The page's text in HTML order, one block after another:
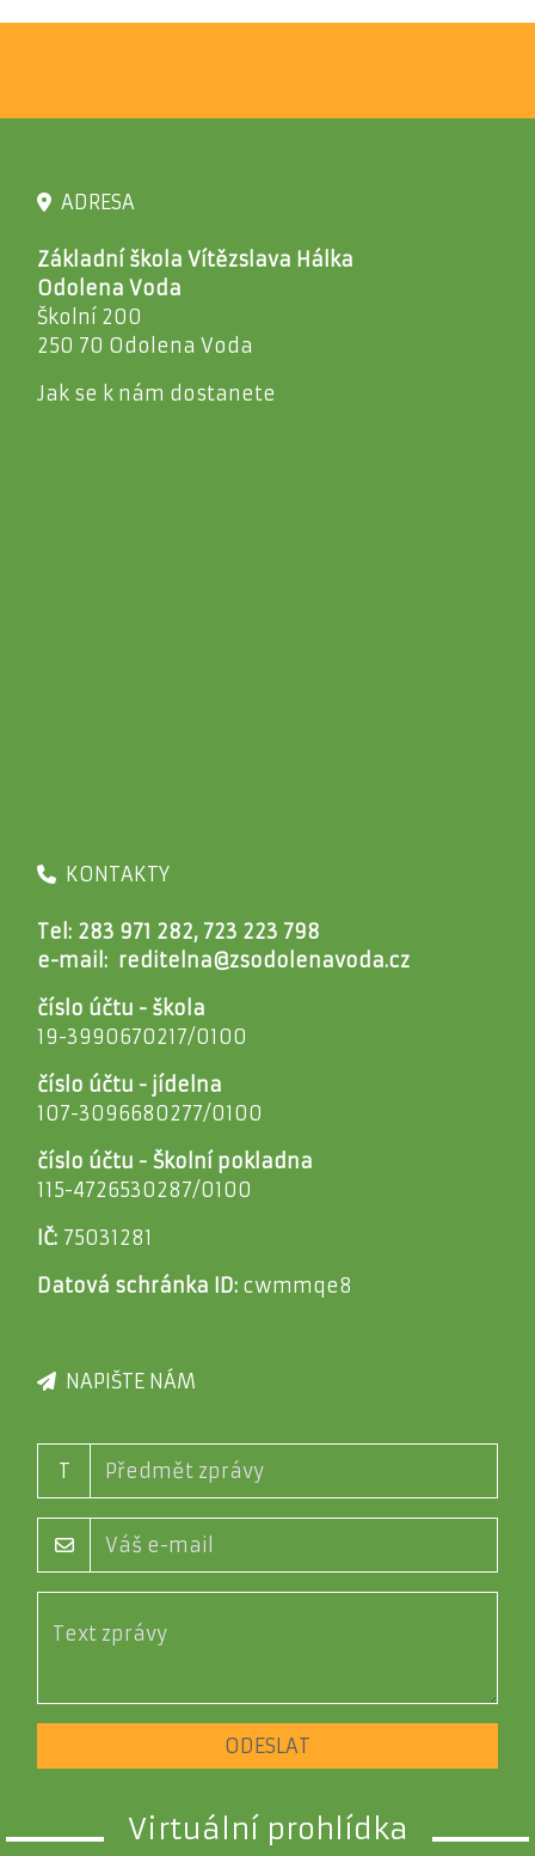
ADRESA
Základní škola Vítězslava Hálka
Odolena Voda
Školní 200
250 70 Odolena Voda
Jak se k nám dostanete
KONTAKTY
Tel: 283 971 282, 723 223 798
e-mail: reditelna@zsodolenavoda.cz
číslo účtu - škola
19-3990670217/0100
číslo účtu - jídelna
107-3096680277/0100
číslo účtu - Školní pokladna
115-4726530287/0100
IČ: 75031281
Datová schránka ID: cwmmqe8
NAPIŠTE NÁM
T
ODESLAT
Virtuální prohlídka